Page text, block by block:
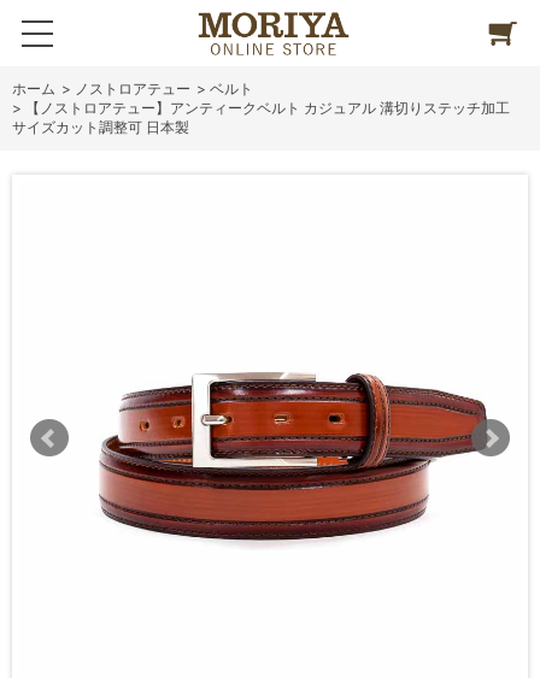
ホーム > ノストロアテュー > ベルト
>
【ノストロアテュー】アンティークベルト カジュアル 溝切りステッチ加工
サイズカット調整可 日本製